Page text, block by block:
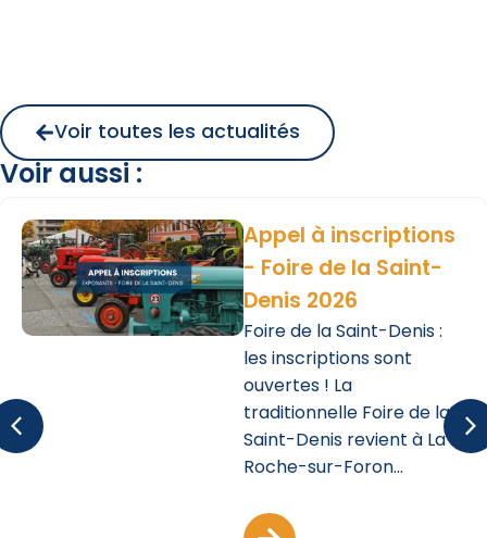
Voir toutes les actualités
Voir aussi :
Appel à inscriptions
- Foire de la Saint-
Denis 2026
Foire de la Saint-Denis :
les inscriptions sont
ouvertes ! La
traditionnelle Foire de la
Saint-Denis revient à La
Roche-sur-Foron...